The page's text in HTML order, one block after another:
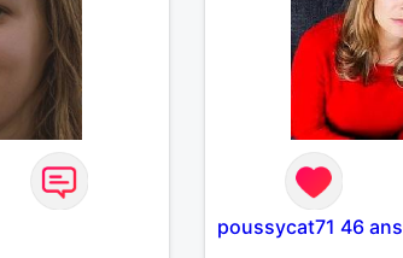
poussycat71 46 ans